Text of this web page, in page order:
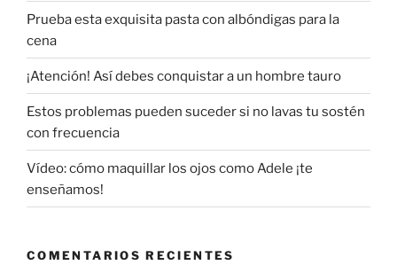
Prueba esta exquisita pasta con albóndigas para la
cena
¡Atención! Así debes conquistar a un hombre tauro
Estos problemas pueden suceder si no lavas tu sostén
con frecuencia
Vídeo: cómo maquillar los ojos como Adele ¡te
enseñamos!
COMENTARIOS RECIENTES